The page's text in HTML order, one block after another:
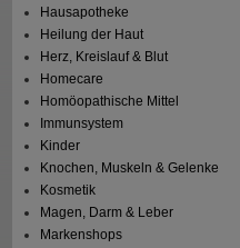
Hausapotheke
Heilung der Haut
Herz, Kreislauf & Blut
Homecare
Homöopathische Mittel
Immunsystem
Kinder
Knochen, Muskeln & Gelenke
Kosmetik
Magen, Darm & Leber
Markenshops